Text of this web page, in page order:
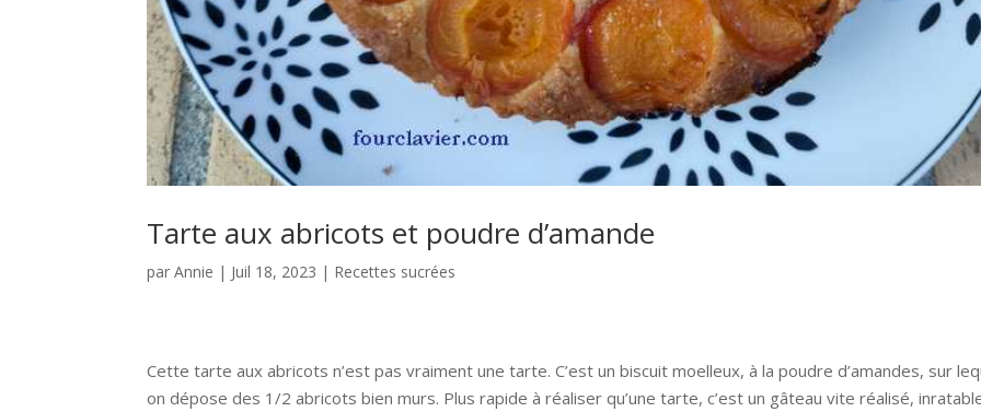
Tarte aux abricots et poudre d’amande
parAnnie | Juil 18, 2023 | Recettes sucrées
Cette tarte aux abricots n’est pas vraiment une tarte. C’est un biscuit moelleux, à la poudre d’amandes, sur
on dépose des 1/2 abricots bien murs. Plus rapide à réaliser qu’une tarte, c’est un gâteau vite réalisé,